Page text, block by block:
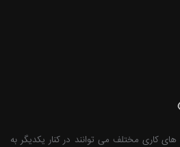
های کاری مختلف می توانند در کنار یکدیگر به